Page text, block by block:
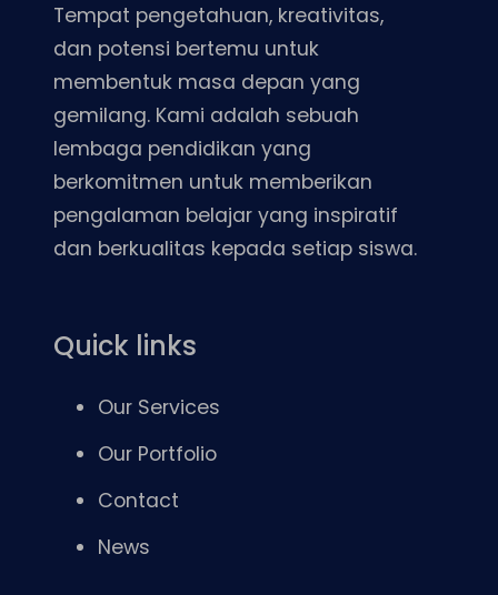
Tempat pengetahuan, kreativitas,
dan potensi bertemu untuk
membentuk masa depan yang
gemilang. Kami adalah sebuah
lembaga pendidikan yang
berkomitmen untuk memberikan
pengalaman belajar yang inspiratif
dan berkualitas kepada setiap siswa.
Quick links
Our Services
Our Portfolio
Contact
News